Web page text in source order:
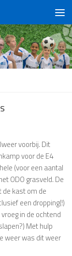
voorbij. Dit
voor de E4
(voor een aantal
ODO grasveld. De
kast om de
een dropping(!)
in de ochtend
Met hulp
weer was dit weer